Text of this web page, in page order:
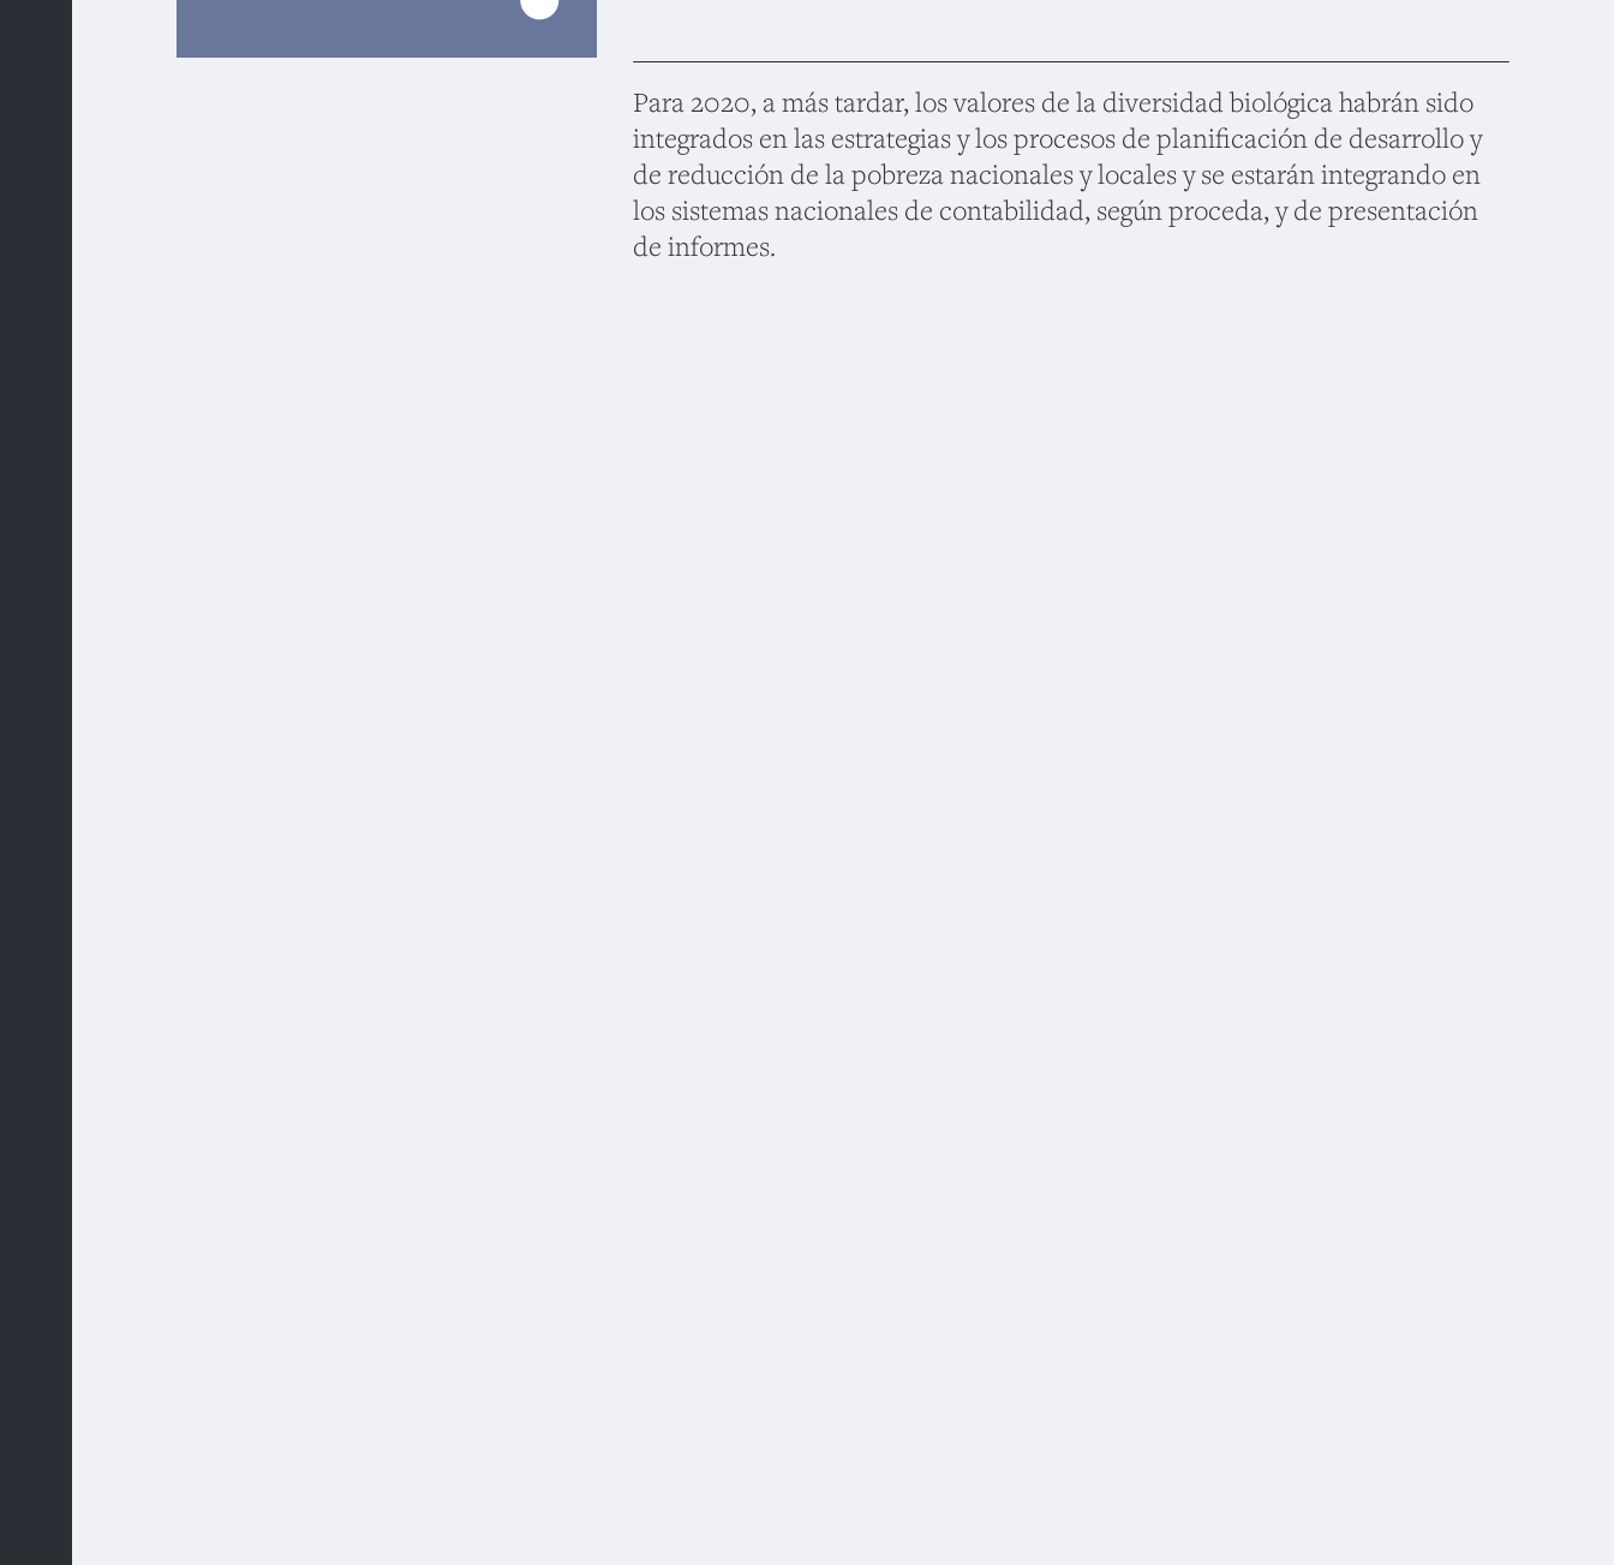
Para 2020, a más tardar, los valores de la diversidad biológica habrán sido
integrados en las estrategias y los procesos de planificación de desarrollo y
de reducción de la pobreza nacionales y locales y se estarán integrando en
los sistemas nacionales de contabilidad, según proceda, y de presentación
de informes.